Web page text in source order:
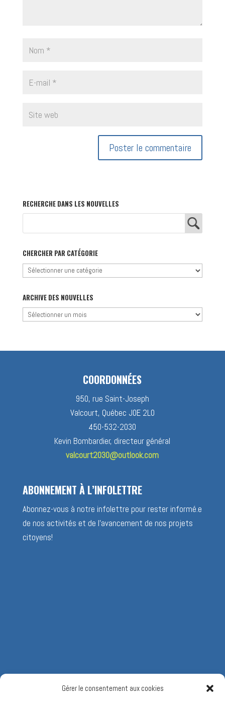
Gérer le consentement aux cookies
RECHERCHE DANS LES NOUVELLES
CHERCHER PAR CATÉGORIE
Chercher
catégorie
ARCHIVE DES NOUVELLES
Archive
COORDONNÉES
950, rue Saint-Joseph
Valcourt, Québec J0E 2L0
450-532-2030
Kevin Bombardier, directeur général
valcourt2030@outlook.com
ABONNEMENT À L’INFOLETTRE
Abonnez-vous à notre infolettre pour rester informé.e
de nos activités et de l’avancement de nos projets
citoyens!